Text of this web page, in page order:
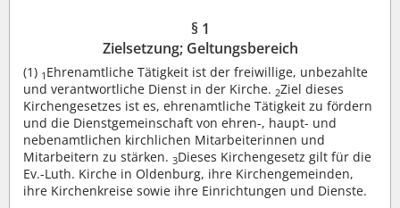
§ 1
Zielsetzung; Geltungsbereich
(1) 1 Ehrenamtliche Tätigkeit ist der freiwillige, unbezahlte
und verantwortliche Dienst in der Kirche. 2Ziel dieses
Kirchengesetzes ist es, ehrenamtliche Tätigkeit zu fördern
und die Dienstgemeinschaft von ehren-, haupt- und
nebenamtlichen kirchlichen Mitarbeiterinnen und
Mitarbeitern zu stärken. 3Dieses Kirchengesetz gilt für die
Ev.-Luth. Kirche in Oldenburg, ihre Kirchengemeinden,
ihre Kirchenkreise sowie ihre Einrichtungen und Dienste.